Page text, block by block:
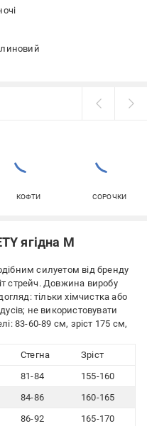
КОФТИ СОРОЧКИ
ягідна M
силуетом від бренду
стрейч. Довжина виробу
тільки хімчистка або
не використовувати
83-60-89 см, зріст 175 см,
Стегна
Зріст
81-84
155-160
84-86
160-165
86-92 165-170